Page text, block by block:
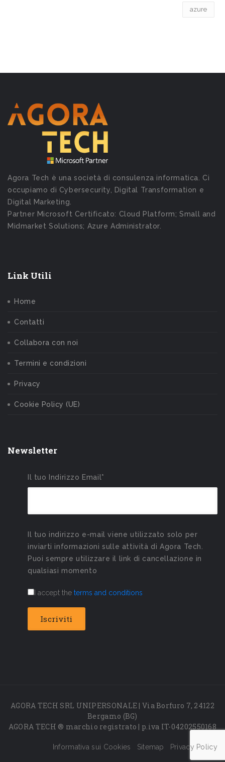
azure
Agora Tech è una società di consulenza informatica. Ci
occupiamo di Cybersecurity, Digital Transformation e
Digital Marketing.
Partner Microsoft Certificato: Cloud Platform; Small and
Midmarket Solutions; Azure Administrator.
Link Utili
Home
Contatti
Collabora con noi
Termini e condizioni
Privacy
Cookie Policy (UE)
Newsletter
Il tuo Indirizzo Email*
Il tuo indirizzo e-mail viene utilizzato solo per
inviarti informazioni sulle attività di Agora Tech.
Puoi sempre utilizzare il link di cancellazione in
qualsiasi momento
I accept the terms and conditions
AGORA TECH SRL UNIPERSONALE | Via Borfuro 7, 24122
Bergamo (BG)
AGORA TECH ® marchio registrato | p.iva IT-04202550168
Informativa sui Cookies Sitemap Privacy Policy